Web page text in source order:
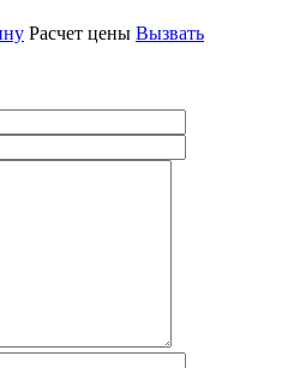
Расчет цены Вызвать